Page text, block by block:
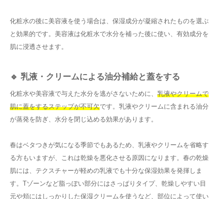
化粧水の後に美容液を使う場合は、保湿成分が凝縮されたものを選ぶ
と効果的です。美容液は化粧水で水分を補った後に使い、有効成分を
肌に浸透させます。
🔹 乳液・クリームによる油分補給と蓋をする
化粧水や美容液で与えた水分を逃がさないために、 乳液やクリームで
肌に蓋をするステップが不可欠です。乳液やクリームに含まれる油分
が蒸発を防ぎ、水分を閉じ込める効果があります。
春はベタつきが気になる季節でもあるため、乳液やクリームを省略す
る方もいますが、これは乾燥を悪化させる原因になります。春の乾燥
肌には、テクスチャーが軽めの乳液でも十分な保湿効果を発揮しま
す。Tゾーンなど脂っぽい部分にはさっぱりタイプ、乾燥しやすい目
元や頬にはしっかりした保湿クリームを使うなど、部位によって使い